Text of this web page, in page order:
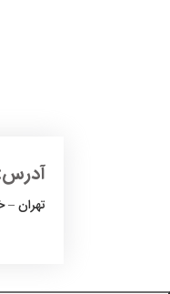
تهران –